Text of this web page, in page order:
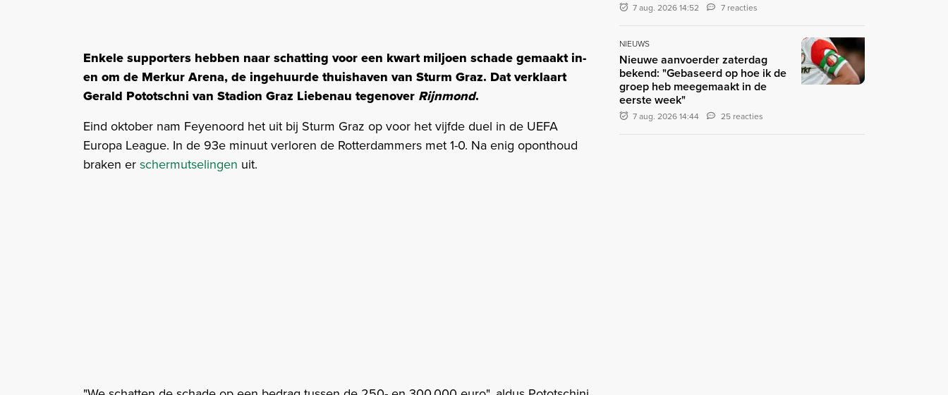
Enkele supporters hebben naar schatting voor een kwart miljoen schade gemaakt in-
en om de Merkur Arena, de ingehuurde thuishaven van Sturm Graz. Dat verklaart
Gerald Pototschni van Stadion Graz Liebenau tegenover Rijnmond.
Eind oktober nam Feyenoord het uit bij Sturm Graz op voor het vijfde duel in de UEFA
Europa League. In de 93e minuut verloren de Rotterdammers met 1-0. Na enig oponthoud
braken erschermutselingen uit.
7 aug. 2026 14:52 7 reacties
NIEUWS
Nieuwe aanvoerder zaterdag
bekend: "Gebaseerd op hoe ik de
groep heb meegemaakt in de
eerste week"
7 aug. 2026 14:44 25 reacties